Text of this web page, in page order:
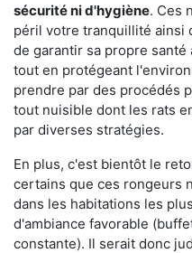
sécurité ni d'hygiène. Ces
péril votre tranquillité ainsi
de garantir sa propre
tout en protégeant
prendre par des procédés
tout nuisible dont les rats
par diverses stratégies.
En plus, c'est bientôt le
certains que ces rongeurs
dans les habitations les
d'ambiance favorable
constante). Il serait donc